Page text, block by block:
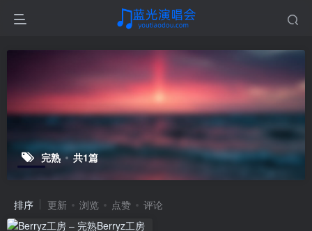
完熟 共1篇
排序 更新 浏览 点赞 评论